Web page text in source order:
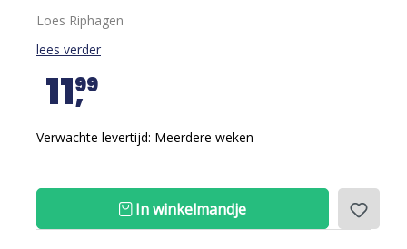
Loes Riphagen
lees verder
1199
Verwachte levertijd: Meerdere weken
In winkelmandje